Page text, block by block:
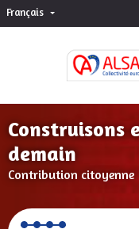
Français Choisir la langue
Construisons
demain
Contribution citoyenne